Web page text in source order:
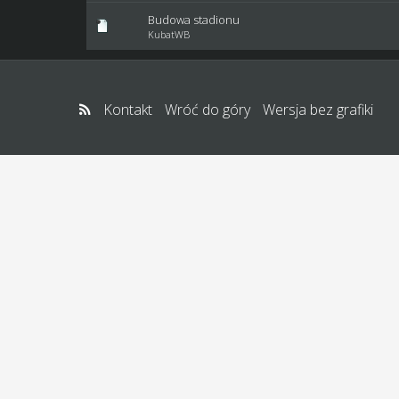
Budowa stadionu
KubatWB
Kontakt Wróć do góry Wersja bez grafiki